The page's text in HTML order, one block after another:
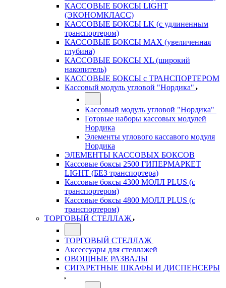
КАССОВЫЕ БОКСЫ LIGHT
(ЭКОНОМКЛАСС)
КАССОВЫЕ БОКСЫ LK (с удлиненным
транспортером)
КАССОВЫЕ БОКСЫ MAX (увеличенная
глубина)
КАССОВЫЕ БОКСЫ XL (широкий
накопитель)
КАССОВЫЕ БОКСЫ с ТРАНСПОРТЕРОМ
Кассовый модуль угловой "Нордика"
Кассовый модуль угловой "Нордика"
Готовые наборы кассовых модулей
Нордика
Элементы углового кассавого модуля
Нордика
ЭЛЕМЕНТЫ КАССОВЫХ БОКСОВ
Кассовые боксы 2500 ГИПЕРМАРКЕТ
LIGHT (БЕЗ транспортера)
Кассовые боксы 4300 МОЛЛ PLUS (с
транспортером)
Кассовые боксы 4800 МОЛЛ PLUS (с
транспортером)
ТОРГОВЫЙ СТЕЛЛАЖ
ТОРГОВЫЙ СТЕЛЛАЖ
Аксессуары для стеллажей
ОВОЩНЫЕ РАЗВАЛЫ
СИГАРЕТНЫЕ ШКАФЫ И ДИСПЕНСЕРЫ